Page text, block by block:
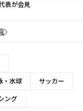
表が会見
・水球
サッカー
ング